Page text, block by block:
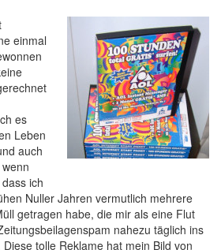
einmal
es
Leben
auch
ich
Nuller Jahren vermutlich mehrere
getragen habe, die mir als eine Flut
nahezu täglich ins
tolle Reklame hat mein Bild von